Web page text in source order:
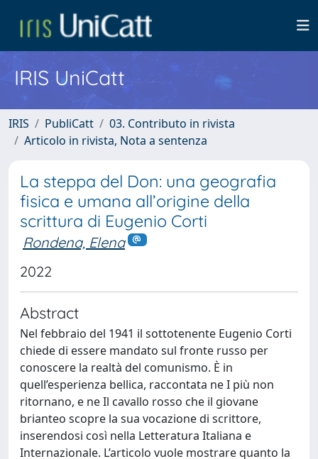
IRIS UniCatt
IRIS PubliCatt
03. Contributo in rivista
Articolo in rivista, Nota a sentenza
La steppa del Don: una geografia
fisica e umana all’origine della
scrittura di Eugenio Corti
Rondena, Elena
2022
Abstract
Nel febbraio del 1941 il sottotenente Eugenio Corti
chiede di essere mandato sul fronte russo per
conoscere la realtà del comunismo. È in
quell’esperienza bellica, raccontata ne I più non
ritornano, e ne Il cavallo rosso che il giovane
brianteo scopre la sua vocazione di scrittore,
inserendosi così nella Letteratura Italiana e
Internazionale. L’articolo vuole mostrare quanto la